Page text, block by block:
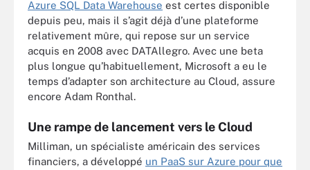
Azure SQL Data Warehouse est certes disponible
depuis peu, mais il s’agit déjà d’une plateforme
relativement mûre, qui repose sur un service
acquis en 2008 avec DATAllegro. Avec une beta
plus longue qu’habituellement, Microsoft a eu le
temps d’adapter son architecture au Cloud, assure
encore Adam Ronthal.
Une rampe de lancement vers le Cloud
Milliman, un spécialiste américain des services
financiers, a développé un PaaS sur Azure pour que